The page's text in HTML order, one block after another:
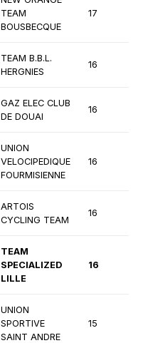
TEAM
BOUSBECQUE
17
TEAM B.B.L.
HERGNIES
16
GAZ ELEC CLUB
DE DOUAI
16
UNION
VELOCIPEDIQUE
FOURMISIENNE
16
ARTOIS
CYCLING TEAM
16
TEAM
SPECIALIZED
LILLE
16
UNION
SPORTIVE
SAINT ANDRE
15